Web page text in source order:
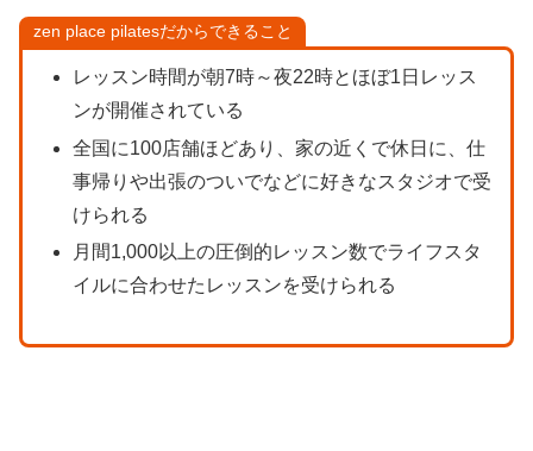
zen place pilatesだからできること
レッスン時間が朝7時～夜22時とほぼ1日レッス
ンが開催されている
全国に100店舗ほどあり、家の近くで休日に、仕
事帰りや出張のついでなどに好きなスタジオで受
けられる
月間1,000以上の圧倒的レッスン数でライフスタ
イルに合わせたレッスンを受けられる